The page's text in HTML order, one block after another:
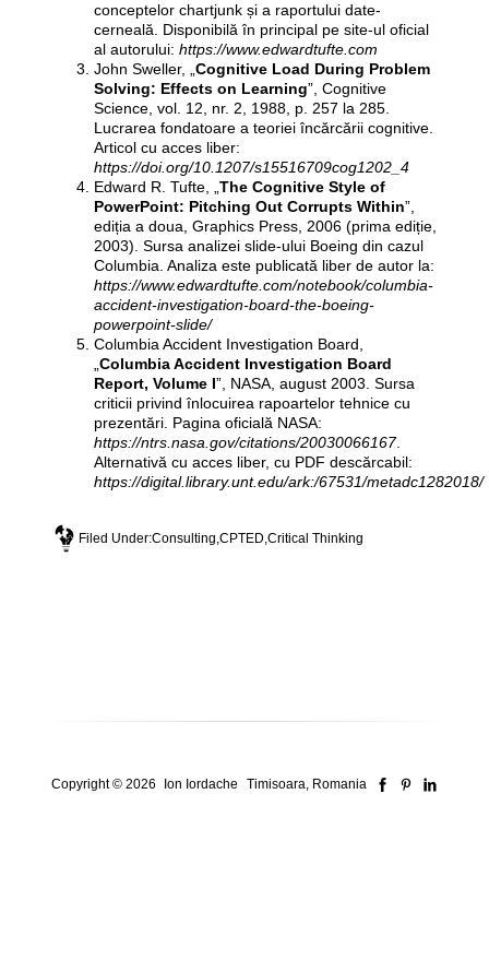
conceptelor chartjunk și a raportului date-
cerneală. Disponibilă în principal pe site-ul oficial
al autorului: https://www.edwardtufte.com
John Sweller, „ Cognitive Load During Problem
Solving: Effects on Learning”, Cognitive
Science, vol. 12, nr. 2, 1988, p. 257 la 285.
Lucrarea fondatoare a teoriei încărcării cognitive.
Articol cu acces liber:
https://doi.org/10.1207/s15516709cog1202_4
Edward R. Tufte, „ The Cognitive Style of
PowerPoint: Pitching Out Corrupts Within”,
ediția a doua, Graphics Press, 2006 (prima ediție,
2003). Sursa analizei slide-ului Boeing din cazul
Columbia. Analiza este publicată liber de autor la:
https://www.edwardtufte.com/notebook/columbia-
accident-investigation-board-the-boeing-
powerpoint-slide/
Columbia Accident Investigation Board,
Columbia Accident Investigation Board
Report, Volume I”, NASA, august 2003. Sursa
criticii privind înlocuirea rapoartelor tehnice cu
prezentări. Pagina oficială NASA:
https://ntrs.nasa.gov/citations/20030066167.
Alternativă cu acces liber, cu PDF descărcabil:
https://digital.library.unt.edu/ark:/67531/metadc1282018/
Filed Under:Consulting CPTED Critical Thinking
Copyright © 2026 Ion Iordache Timisoara, Romania